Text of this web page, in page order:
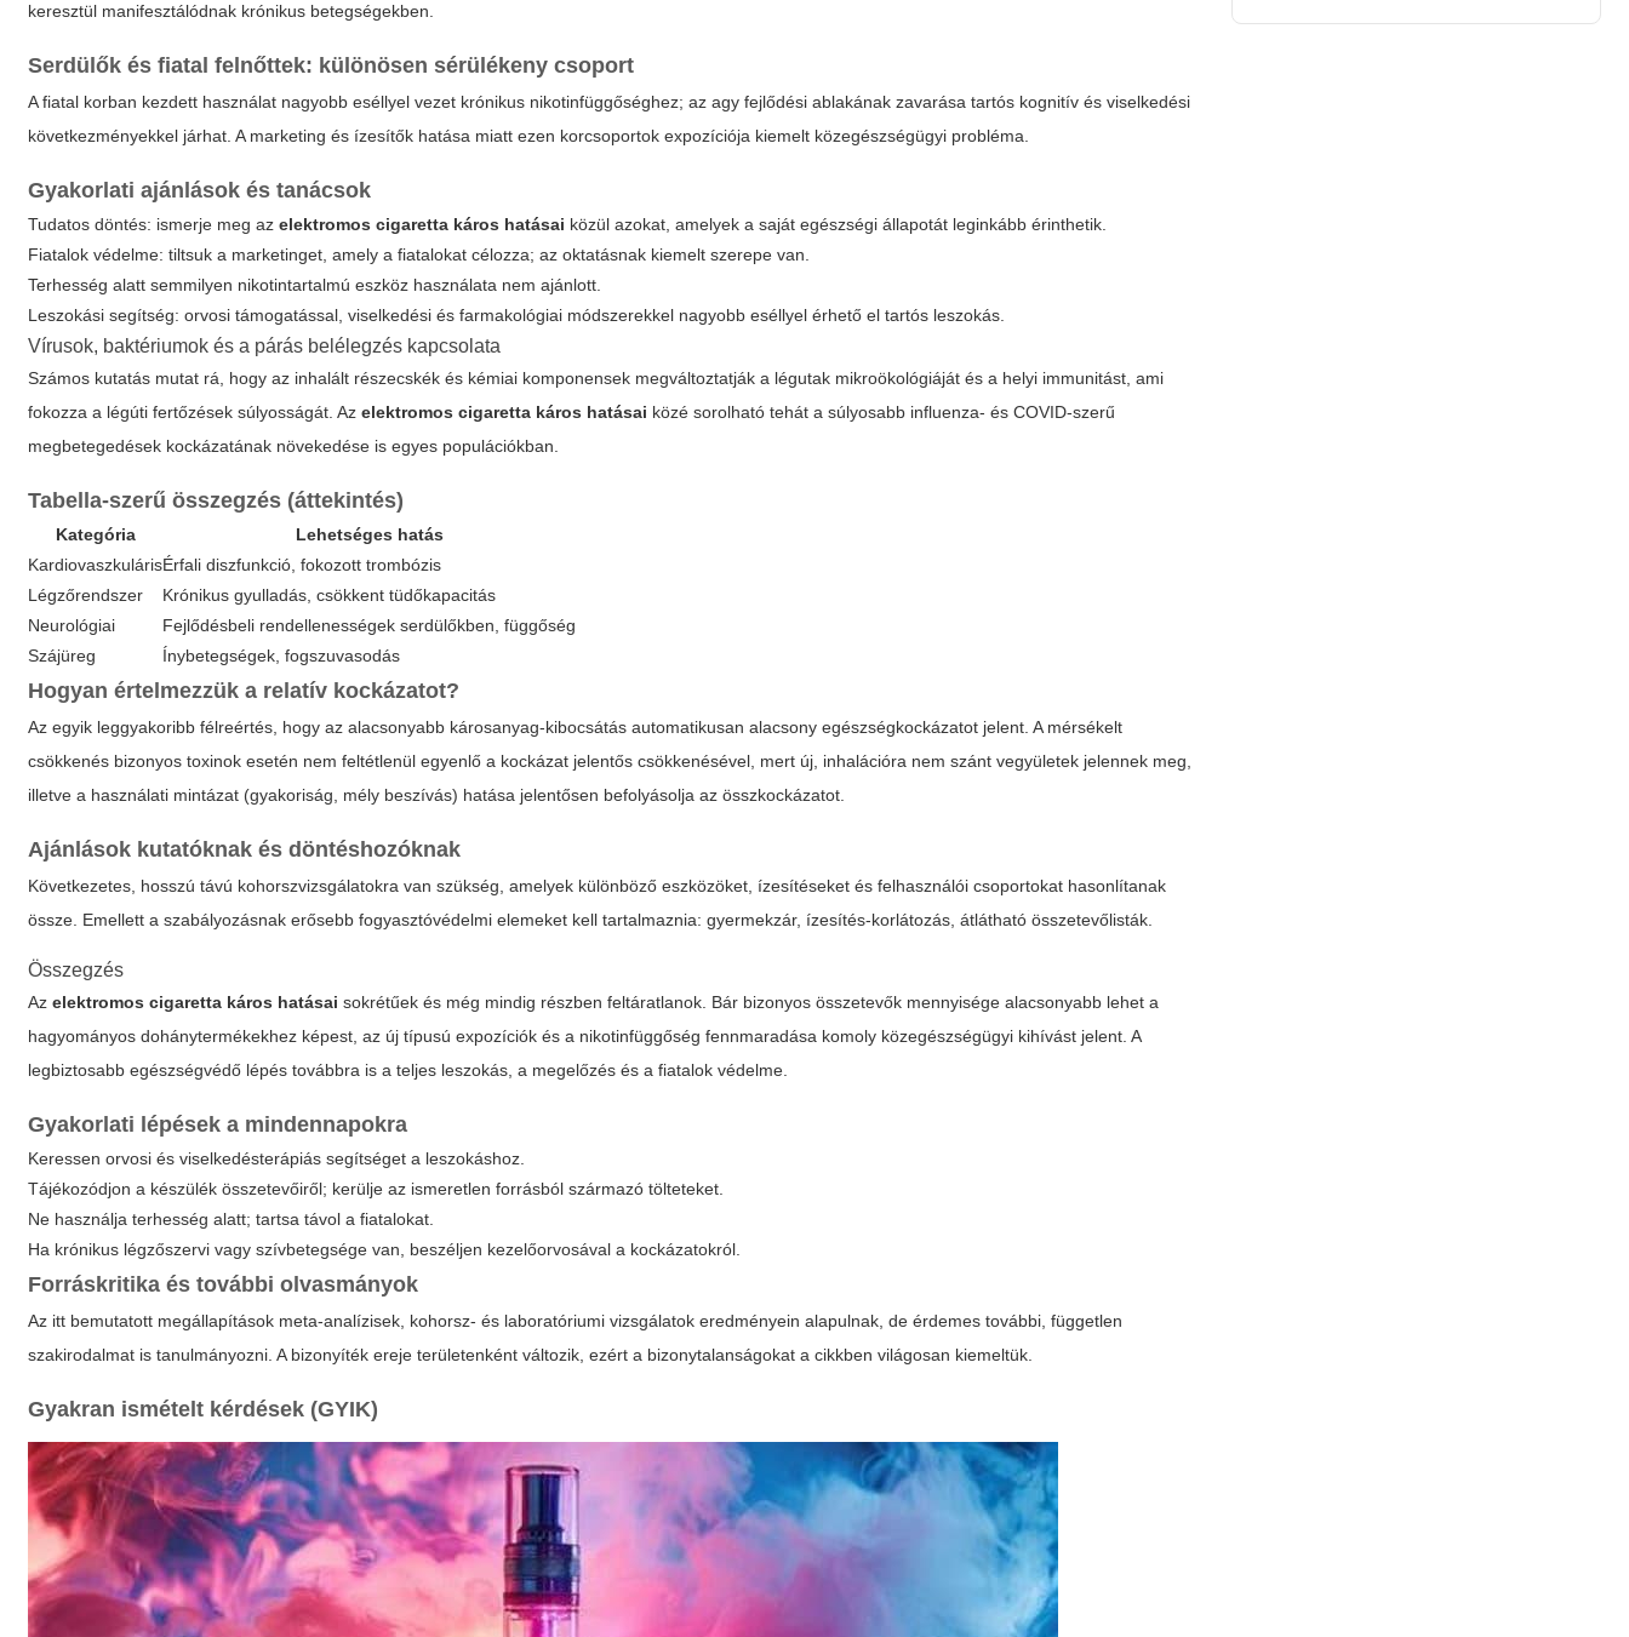
keresztül manifesztálódnak krónikus betegségekben.
Serdülők és fiatal felnőttek: különösen sérülékeny csoport
A fiatal korban kezdett használat nagyobb eséllyel vezet krónikus nikotinfüggőséghez; az agy fejlődési ablakának zavarása tartós kognitív és viselkedési
következményekkel járhat. A marketing és ízesítők hatása miatt ezen korcsoportok expozíciója kiemelt közegészségügyi probléma.
Gyakorlati ajánlások és tanácsok
Tudatos döntés: ismerje meg azelektromos cigaretta káros hatásai közül azokat, amelyek a saját egészségi állapotát leginkább érinthetik.
Fiatalok védelme: tiltsuk a marketinget, amely a fiatalokat célozza; az oktatásnak kiemelt szerepe van.
Terhesség alatt semmilyen nikotintartalmú eszköz használata nem ajánlott.
Leszokási segítség: orvosi támogatással, viselkedési és farmakológiai módszerekkel nagyobb eséllyel érhető el tartós leszokás.
Vírusok, baktériumok és a párás belélegzés kapcsolata
Számos kutatás mutat rá, hogy az inhalált részecskék és kémiai komponensek megváltoztatják a légutak mikroökológiáját és a helyi immunitást, ami
fokozza a légúti fertőzések súlyosságát. Azelektromos cigaretta káros hatásai közé sorolható tehát a súlyosabb influenza- és COVID-szerű
megbetegedések kockázatának növekedése is egyes populációkban.
Tabella-szerű összegzés (áttekintés)
Kategória
Lehetséges hatás
KardiovaszkulárisÉrfali diszfunkció, fokozott trombózis
Légzőrendszer
Krónikus gyulladás, csökkent tüdőkapacitás
Neurológiai
Fejlődésbeli rendellenességek serdülőkben, függőség
Szájüreg
Ínybetegségek, fogszuvasodás
Hogyan értelmezzük a relatív kockázatot?
Az egyik leggyakoribb félreértés, hogy az alacsonyabb károsanyag-kibocsátás automatikusan alacsony egészségkockázatot jelent. A mérsékelt
csökkenés bizonyos toxinok esetén nem feltétlenül egyenlő a kockázat jelentős csökkenésével, mert új, inhalációra nem szánt vegyületek jelennek meg,
illetve a használati mintázat (gyakoriság, mély beszívás) hatása jelentősen befolyásolja az összkockázatot.
Ajánlások kutatóknak és döntéshozóknak
Következetes, hosszú távú kohorszvizsgálatokra van szükség, amelyek különböző eszközöket, ízesítéseket és felhasználói csoportokat hasonlítanak
össze. Emellett a szabályozásnak erősebb fogyasztóvédelmi elemeket kell tartalmaznia: gyermekzár, ízesítés-korlátozás, átlátható összetevőlisták.
Összegzés
Azelektromos cigaretta káros hatásai sokrétűek és még mindig részben feltáratlanok. Bár bizonyos összetevők mennyisége alacsonyabb lehet a
hagyományos dohánytermékekhez képest, az új típusú expozíciók és a nikotinfüggőség fennmaradása komoly közegészségügyi kihívást jelent. A
legbiztosabb egészségvédő lépés továbbra is a teljes leszokás, a megelőzés és a fiatalok védelme.
Gyakorlati lépések a mindennapokra
Keressen orvosi és viselkedésterápiás segítséget a leszokáshoz.
Tájékozódjon a készülék összetevőiről; kerülje az ismeretlen forrásból származó tölteteket.
Ne használja terhesség alatt; tartsa távol a fiatalokat.
Ha krónikus légzőszervi vagy szívbetegsége van, beszéljen kezelőorvosával a kockázatokról.
Forráskritika és további olvasmányok
Az itt bemutatott megállapítások meta-analízisek, kohorsz- és laboratóriumi vizsgálatok eredményein alapulnak, de érdemes további, független
szakirodalmat is tanulmányozni. A bizonyíték ereje területenként változik, ezért a bizonytalanságokat a cikkben világosan kiemeltük.
Gyakran ismételt kérdések (GYIK)